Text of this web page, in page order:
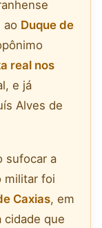
ao Duque de
real nos
e já
Alves de
sufocar a
militar foi
Caxias, em
cidade que